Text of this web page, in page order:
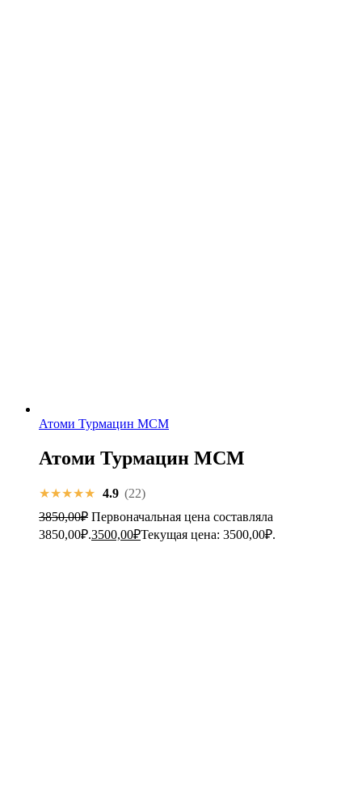
Атоми Турмацин МСМ
Атоми Турмацин МСМ
★★★★★ 4.9 (22)
3850,00₽ Первоначальная цена составляла
3850,00₽.3500,00₽Текущая цена: 3500,00₽.